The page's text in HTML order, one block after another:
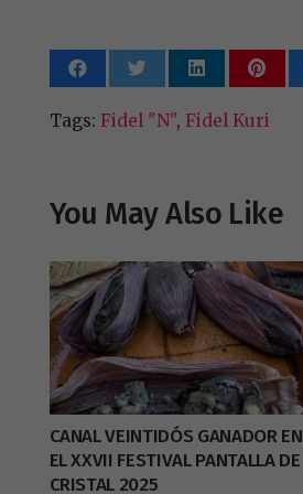
Tags: Fidel "N", Fidel Kuri
You May Also Like
CANAL VEINTIDÓS GANADOR EN
EL XXVII FESTIVAL PANTALLA DE
CRISTAL 2025